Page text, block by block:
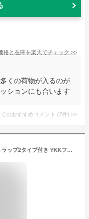
格と在庫を楽天でチェック >>
くの荷物が入るのが
ションにも合います
のおすすめコメント (2件) >
[RafiCaro] ショルダーバッグ 2way ストラップ2タイプ付き YKKファスナー 大容量 レディース 斜めがけ ボディバッグ 小さめ スクエア ブラック